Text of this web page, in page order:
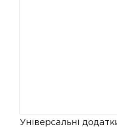
Універсальні